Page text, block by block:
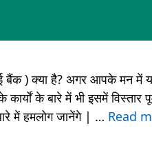
) क्या है? अगर आपके मन में
के बारे में भी इसमें
में हमलोग जानेंगे | … Read